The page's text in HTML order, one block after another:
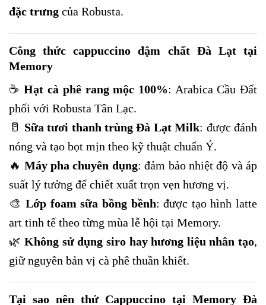
đặc trưng của Robusta.
Công thức cappuccino đậm chất Đà Lạt tại
Memory
☕Hạt cà phê rang mộc 100%: Arabica Cầu Đất
phối với Robusta Tân Lạc.
🥛 Sữa tươi thanh trùng Đà Lạt Milk: được đánh
nóng và tạo bọt mịn theo kỹ thuật chuẩn Ý.
🔥 Máy pha chuyên dụng: đảm bảo nhiệt độ và áp
suất lý tưởng để chiết xuất trọn vẹn hương vị.
🎨Lớp foam sữa bồng bềnh: được tạo hình latte
art tinh tế theo từng mùa lễ hội tại Memory.
🌿Không sử dụng siro hay hương liệu nhân tạo,
giữ nguyên bản vị cà phê thuần khiết.
Tại sao nên thử Cappuccino tại Memory Đà